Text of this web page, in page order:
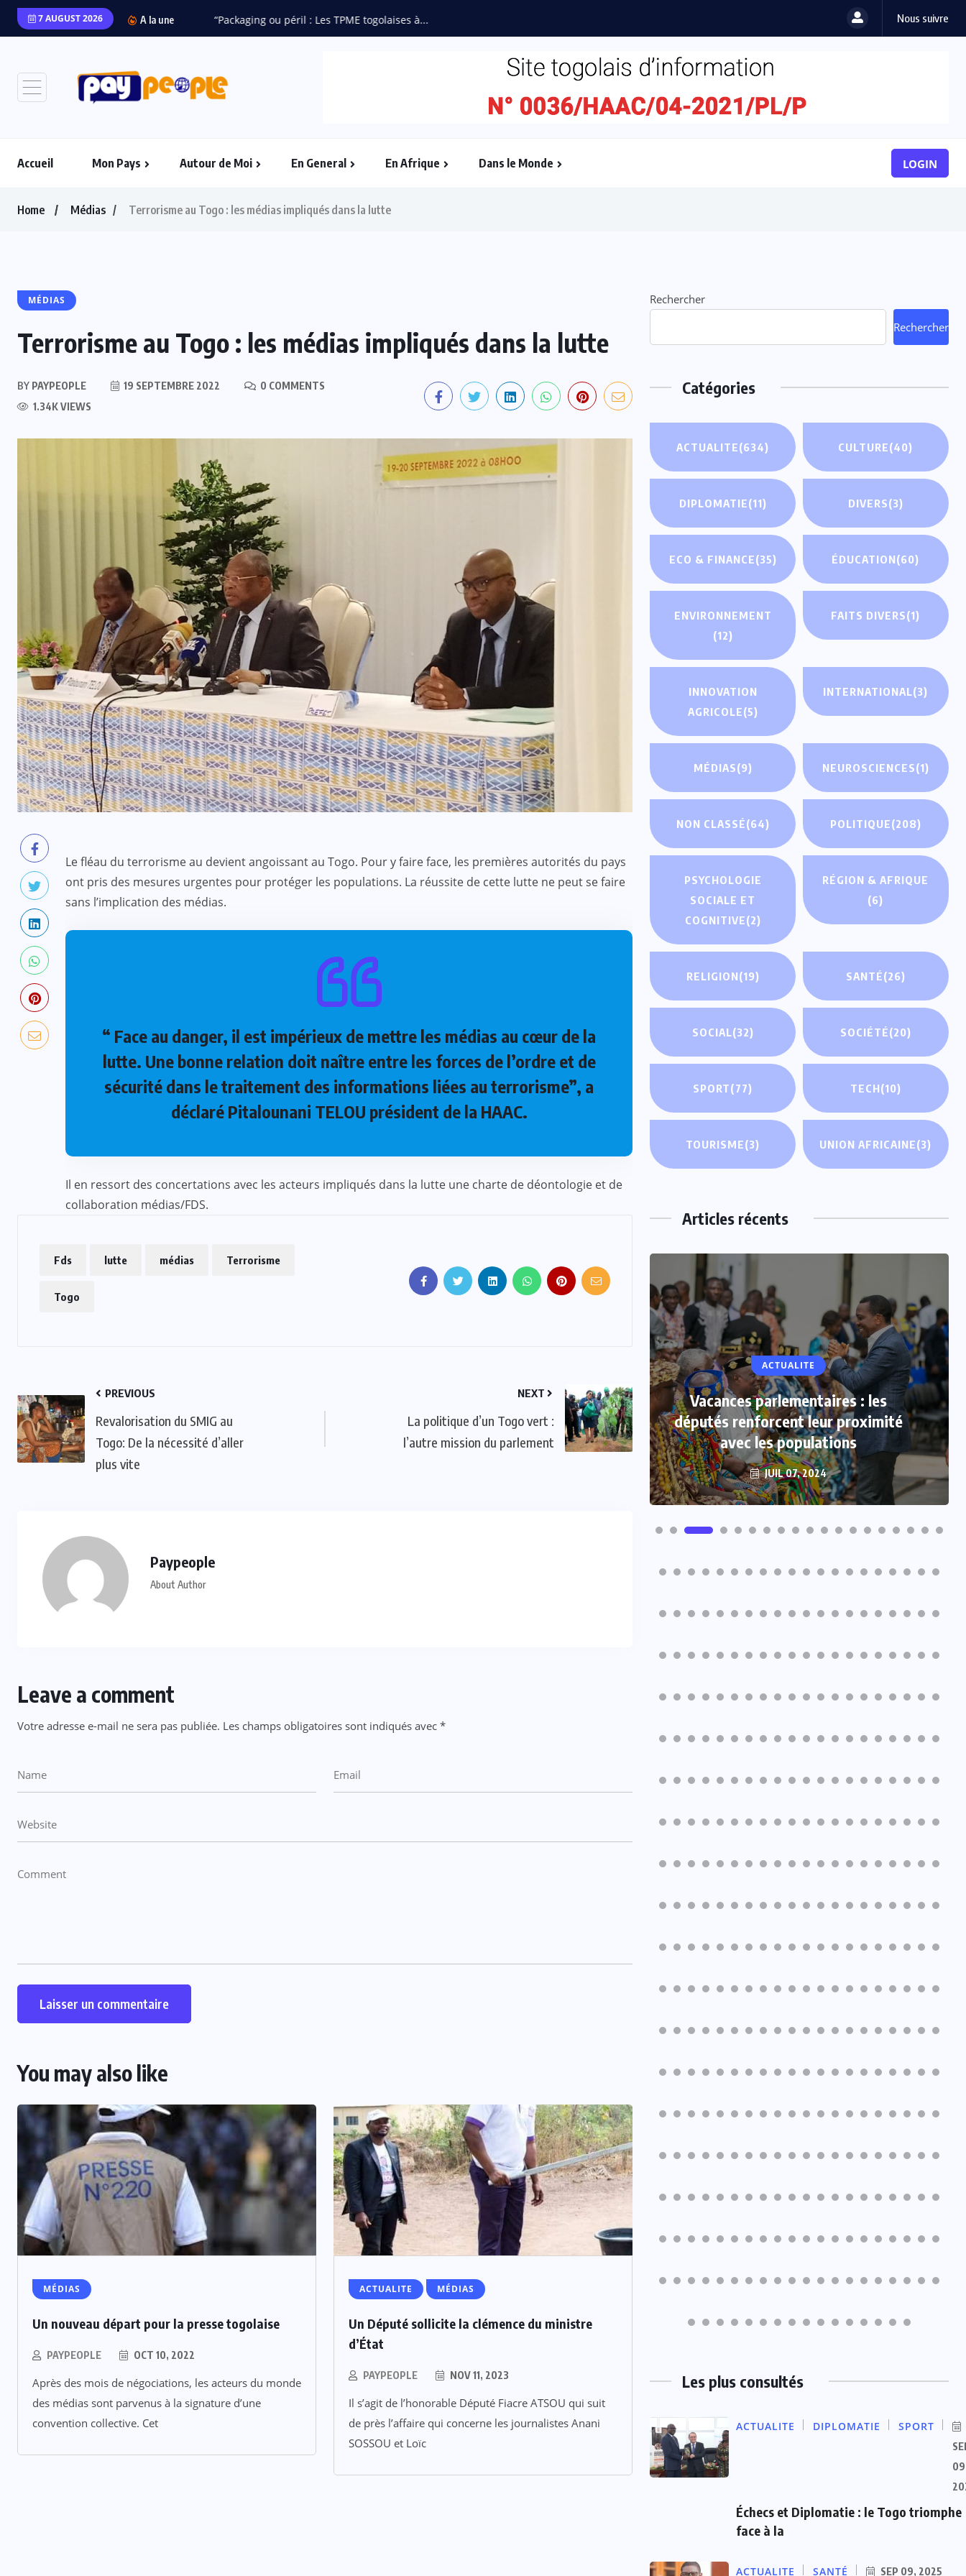
7 AUGUST 2026 A la une “Packaging ou péril : Les TPME togolaises à... Nous suivre
Accueil Mon Pays Autour de Moi En General En Afrique Dans le Monde LOGIN
Home Médias Terrorisme au Togo : les médias impliqués dans la lutte
MÉDIAS
Terrorisme au Togo : les médias impliqués dans la lutte
BY PAYPEOPLE 19 SEPTEMBRE 2022
0 COMMENTS
1.34K VIEWS
Le fléau du terrorisme au devient angoissant au Togo. Pour y faire face, les premières autorités du pays
ont pris des mesures urgentes pour protéger les populations. La réussite de cette lutte ne peut se faire
sans l’implication des médias.
“ Face au danger, il est impérieux de mettre les médias au cœur de la
lutte. Une bonne relation doit naître entre les forces de l’ordre et de
sécurité dans le traitement des informations liées au terrorisme”, a
déclaré Pitalounani TELOU président de la HAAC.
Il en ressort des concertations avec les acteurs impliqués dans la lutte une charte de déontologie et de
collaboration médias/FDS.
Fds lutte médias Terrorisme
Togo
PREVIOUS
Revalorisation du SMIG au
Togo: De la nécessité d’aller
plus vite
NEXT
La politique d’un Togo vert :
l’autre mission du parlement
Paypeople
About Author
Leave a comment
Votre adresse e-mail ne sera pas publiée. Les champs obligatoires sont indiqués avec *
You may also like
MÉDIAS
Un nouveau départ pour la presse togolaise
PAYPEOPLE OCT 10, 2022
Après des mois de négociations, les acteurs du monde
des médias sont parvenus à la signature d’une
convention collective. Cet
ACTUALITE MÉDIAS
Un Député sollicite la clémence du ministre
d’État
PAYPEOPLE NOV 11, 2023
Il s’agit de l’honorable Député Fiacre ATSOU qui suit
de près l’affaire qui concerne les journalistes Anani
SOSSOU et Loïc
Rechercher
Rechercher
Catégories
ACTUALITE(634) CULTURE(40)
DIPLOMATIE(11) DIVERS(3)
ECO & FINANCE(35) ÉDUCATION(60)
ENVIRONNEMENT
(12)
FAITS DIVERS(1)
INNOVATION
AGRICOLE(5)
INTERNATIONAL(3)
MÉDIAS(9) NEUROSCIENCES(1)
NON CLASSÉ(64) POLITIQUE(208)
PSYCHOLOGIE
SOCIALE ET
COGNITIVE(2)
RÉGION & AFRIQUE
(6)
RELIGION(19) SANTÉ(26)
SOCIAL(32) SOCIÉTÉ(20)
SPORT(77) TECH(10)
TOURISME(3) UNION AFRICAINE(3)
Articles récents
Evala 2024 : Une présence
effective du Dr Lidi Bessi Kama
ÉDUCATION
4e édition du prix PADRE : que de
la satisfaction !
ACTUALITE
Vacances parlementaires : les
députés renforcent leur proximité
avec les populations
JUIL 07, 2024
Les plus consultés
ACTUALITE DIPLOMATIE SPORT
Échecs et Diplomatie : le Togo triomphe
face à la
ACTUALITE SANTÉ SEP 09, 2025